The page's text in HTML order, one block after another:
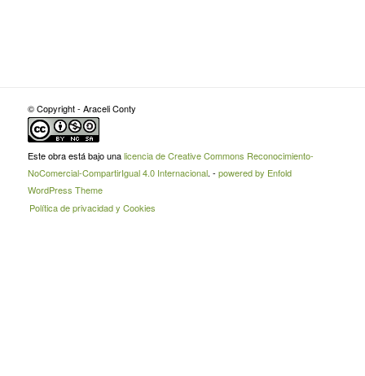
© Copyright - Araceli Conty
Este obra está bajo unalicencia de Creative Commons Reconocimiento-
NoComercial-CompartirIgual 4.0 Internacional. - powered by Enfold
WordPress Theme
Política de privacidad y Cookies